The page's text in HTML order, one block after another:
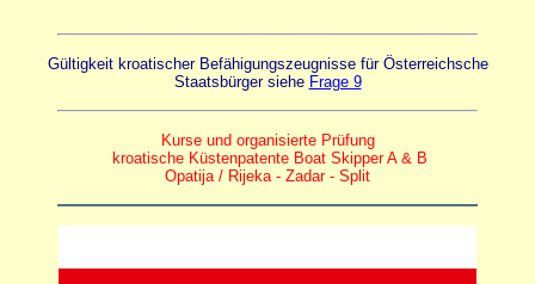
Gültigkeit kroatischer Befähigungszeugnisse für Österreichsche
Staatsbürger siehe Frage 9
Kurse und organisierte Prüfung
kroatische Küstenpatente Boat Skipper A & B
Opatija / Rijeka - Zadar - Split